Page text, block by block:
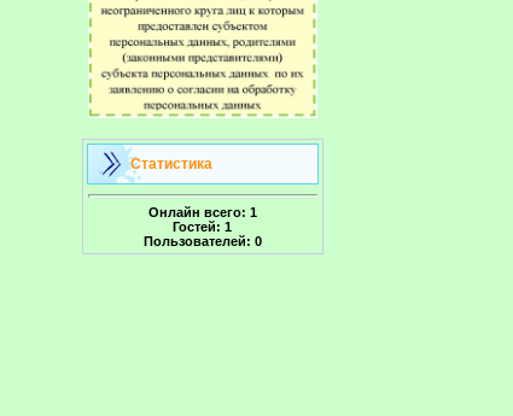
Статистика
Онлайн всего: 1
Гостей: 1
Пользователей: 0